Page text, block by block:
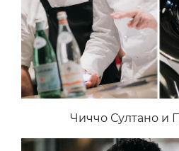
Чиччо Султано и